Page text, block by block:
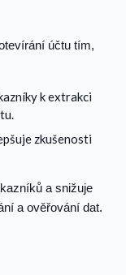
účtu tím,
k extrakci
zkušenosti
a snižuje
a ověřování dat.